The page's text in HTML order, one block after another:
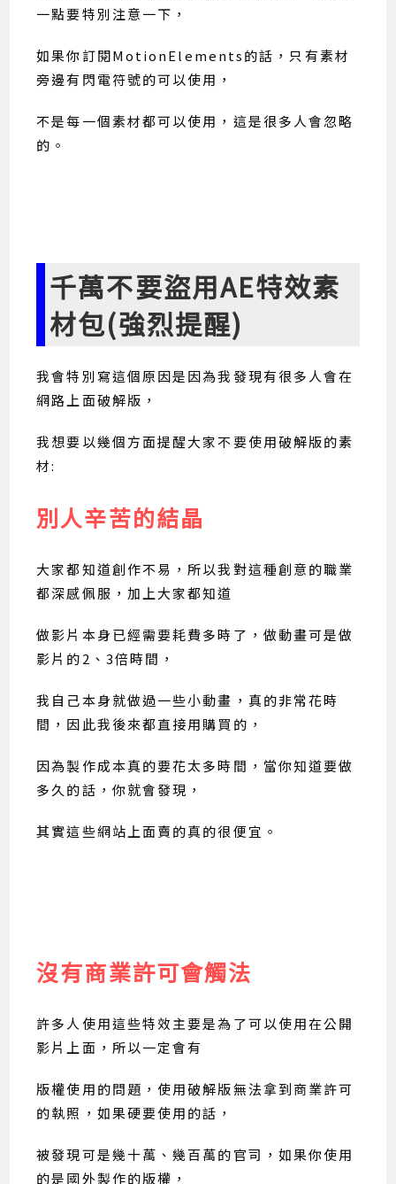
一點要特別注意一下，
如果你訂閱MotionElements的話，只有素材
旁邊有閃電符號的可以使用，
不是每一個素材都可以使用，這是很多人會忽略
的。
千萬不要盜用AE特效素
材包(強烈提醒)
我會特別寫這個原因是因為我發現有很多人會在
網路上面破解版，
我想要以幾個方面提醒大家不要使用破解版的素
材:
別人辛苦的結晶
大家都知道創作不易，所以我對這種創意的職業
都深感佩服，加上大家都知道
做影片本身已經需要耗費多時了，做動畫可是做
影片的2、3倍時間，
我自己本身就做過一些小動畫，真的非常花時
間，因此我後來都直接用購買的，
因為製作成本真的要花太多時間，當你知道要做
多久的話，你就會發現，
其實這些網站上面賣的真的很便宜。
沒有商業許可會觸法
許多人使用這些特效主要是為了可以使用在公開
影片上面，所以一定會有
版權使用的問題，使用破解版無法拿到商業許可
的執照，如果硬要使用的話，
被發現可是幾十萬、幾百萬的官司，如果你使用
的是國外製作的版權，